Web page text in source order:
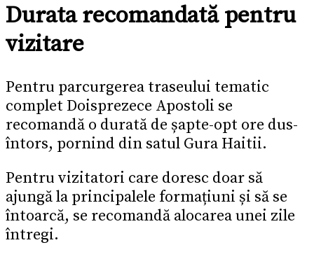
Durata recomandată pentru
vizitare
Pentru parcurgerea traseului tematic
complet Doisprezece Apostoli se
recomandă o durată de șapte-opt ore dus-
întors, pornind din satul Gura Haitii.
Pentru vizitatori care doresc doar să
ajungă la principalele formațiuni și să se
întoarcă, se recomandă alocarea unei zile
întregi.